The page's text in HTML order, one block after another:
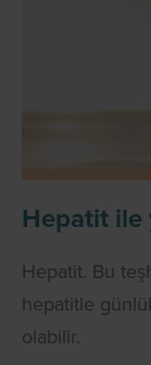
Hepatit ile
Hepatit. Bu
hepatitle
olabilir.